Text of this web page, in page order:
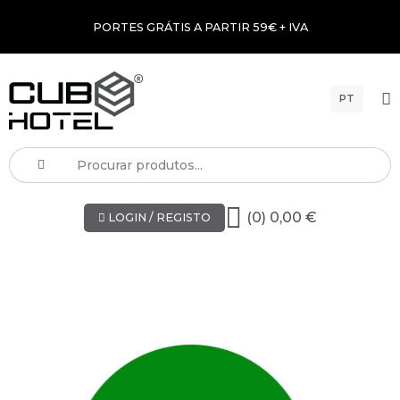
PORTES GRÁTIS A PARTIR 59€ + IVA
PT
LOGIN / REGISTO (0) 0,00 €